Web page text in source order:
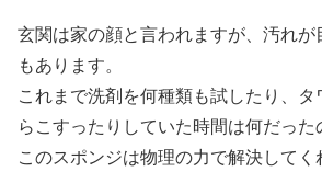
玄関は家の顔と言われますが、汚れが
もあります。
これまで洗剤を何種類も試したり、
らこすったりしていた時間は何だった
このスポンジは物理の力で解決してく